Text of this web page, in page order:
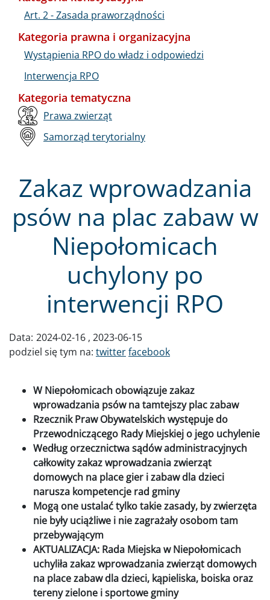
Zakaz wprowadzania
psów na plac zabaw w
Niepołomicach
uchylony po
interwencji RPO
Data: 2024-02-16 2023-06-15
podziel się tym na: twitterfacebook
W Niepołomicach obowiązuje zakaz
wprowadzania psów na tamtejszy plac zabaw
Rzecznik Praw Obywatelskich występuje do
Przewodniczącego Rady Miejskiej o jego uchylenie
Według orzecznictwa sądów administracyjnych
całkowity zakaz wprowadzania zwierząt
domowych na place gier i zabaw dla dzieci
narusza kompetencje rad gminy
Mogą one ustalać tylko takie zasady, by zwierzęta
nie były uciążliwe i nie zagrażały osobom tam
przebywającym
AKTUALIZACJA: Rada Miejska w Niepołomicach
uchyliła zakaz wprowadzania zwierząt domowych
na place zabaw dla dzieci, kąpieliska, boiska oraz
tereny zielone i sportowe gminy
Art. 2 - Zasada praworządności
Kategoria prawna i organizacyjna
Wystąpienia RPO do władz i odpowiedzi
Interwencja RPO
Kategoria tematyczna
Prawa zwierząt
Samorząd terytorialny